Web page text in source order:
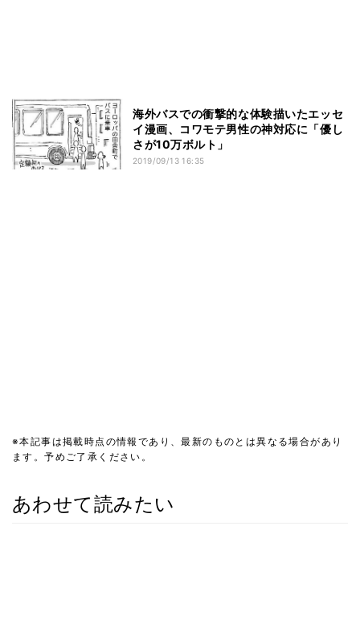
海外バスでの衝撃的な体験描いたエッセ
イ漫画、コワモテ男性の神対応に「優し
さが10万ボルト」
2019/09/13 16:35
※本記事は掲載時点の情報であり、最新のものとは異なる場合があり
ます。予めご了承ください。
あわせて読みたい